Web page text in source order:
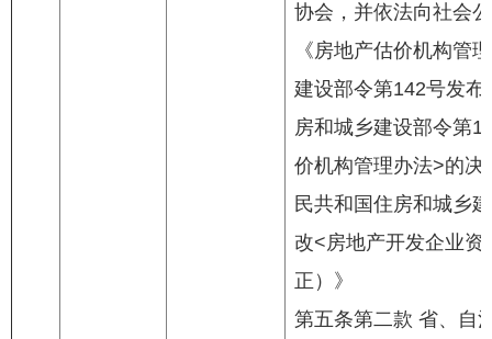
协会，并依法向社会
《房地产估价机构管
建设部令第142号发
房和城乡建设部令第
价机构管理办法>的决
民共和国住房和城乡
改<房地产开发企业
正）》
第五条第二款 省、自